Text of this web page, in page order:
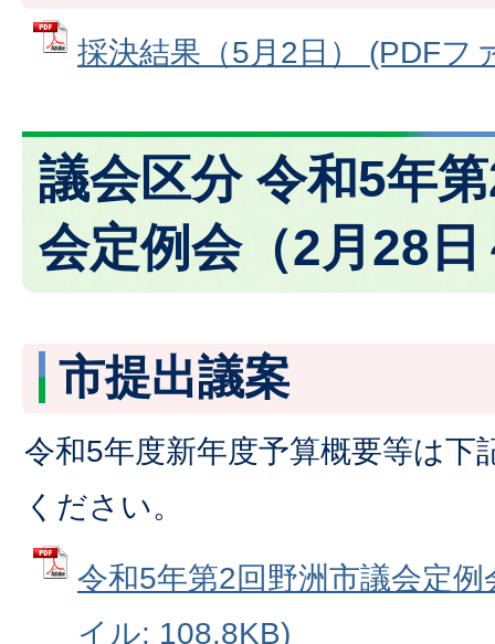
採決結果（5月2日） (PDFフ
議会区分 令和5年
会定例会（2月28
市提出議案
令和5年度新年度予算概要等は下
ください。
令和5年第2回野洲市議会定
イル: 108.8KB)